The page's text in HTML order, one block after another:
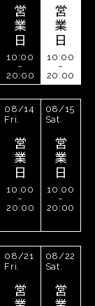
営
業
日
10:00
~
20:00
営
業
日
10:00
~
20:00
08/14
Fri.
営
業
日
10:00
~
20:00
08/15
Sat.
営
業
日
10:00
~
20:00
08/21
Fri.
営
08/22
Sat.
営